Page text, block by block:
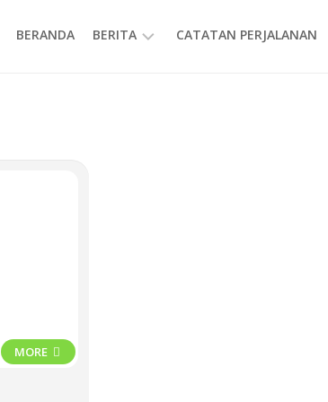
BERANDA BERITA CATATAN PERJALANAN
MORE